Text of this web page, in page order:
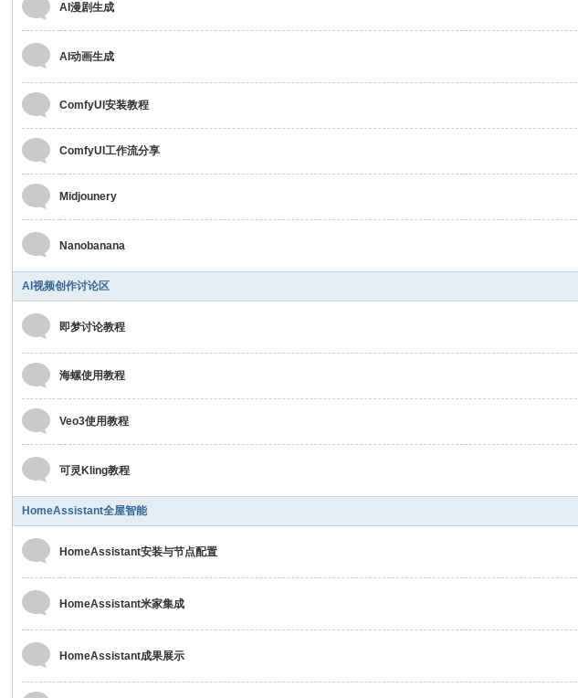
AI漫剧生成
AI动画生成
ComfyUI安装教程
ComfyUI工作流分享
Midjounery
Nanobanana
AI视频创作讨论区
即梦讨论教程
海螺使用教程
Veo3使用教程
可灵Kling教程
HomeAssistant全屋智能
HomeAssistant安装与节点配置
HomeAssistant米家集成
HomeAssistant成果展示